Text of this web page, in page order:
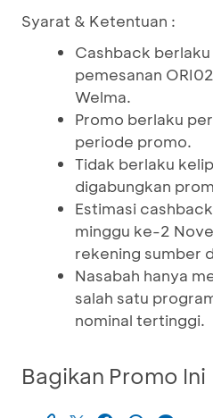
Syarat & Ketentuan :
Cashback
pemesanan
Welma.
Promo berlaku
periode promo.
Tidak berlaku
digabungkan
Estimasi
minggu ke-2
rekening sumber
Nasabah hanya
salah satu
nominal tertinggi.
Bagikan Promo Ini